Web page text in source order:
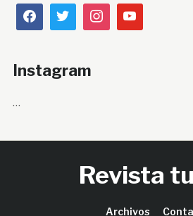
Instagram
…
Revista
Archivos